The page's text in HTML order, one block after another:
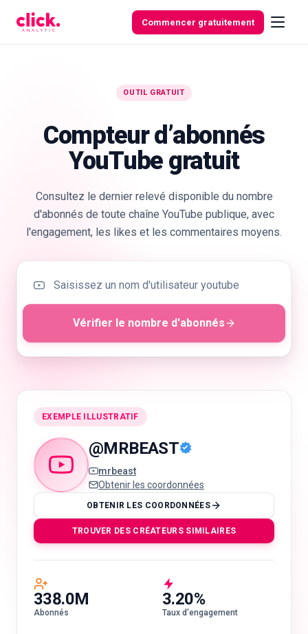
Commencer gratuitement
Outils
gratuits
OUTIL GRATUIT
Compteur d’abonnés
YouTube gratuit
Consultez le dernier relevé disponible du nombre
d'abonnés de toute chaîne YouTube publique, avec
l'engagement, les likes et les commentaires moyens.
Vérifier le nombre d'abonnés
EXEMPLE ILLUSTRATIF
@MRBEAST
mrbeast
Obtenir les coordonnées
OBTENIR LES COORDONNÉES
TROUVER DES CRÉATEURS SIMILAIRES
338.0M
Abonnés
3.20%
Taux d'engagement